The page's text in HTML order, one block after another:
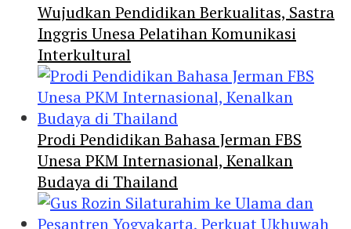
Wujudkan Pendidikan Berkualitas, Sastra
Inggris Unesa Pelatihan Komunikasi
Interkultural
Prodi Pendidikan Bahasa Jerman FBS
Unesa PKM Internasional, Kenalkan
Budaya di Thailand